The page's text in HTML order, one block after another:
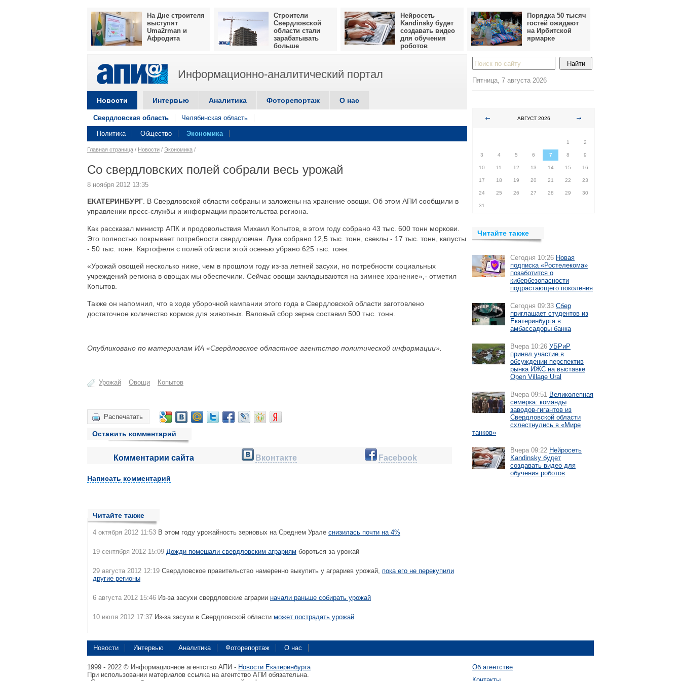
На Дне строителя
выступят
Uma2rman и
Афродита
Строители
Свердловской
области стали
зарабатывать
больше
Нейросеть
Kandinsky будет
создавать видео
для обучения
роботов
Порядка 50 тысяч
гостей ожидают
на Ирбитской
ярмарке
Информационно-аналитический портал
Новости Интервью Аналитика Фоторепортаж О нас
Свердловская область Челябинская область
Политика Общество Экономика
Главная страница / Новости / Экономика /
Со свердловских полей собрали весь урожай
8 ноября 2012 13:35
ЕКАТЕРИНБУРГ . В Свердловской области собраны и заложены на хранение овощи. Об этом АПИ сообщили в
управлении пресс-службы и информации правительства региона.
Как рассказал министр АПК и продовольствия Михаил Копытов, в этом году собрано 43 тыс. 600 тонн моркови.
Это полностью покрывает потребности свердловчан. Лука собрано 12,5 тыс. тонн, свеклы - 17 тыс. тонн, капусты
- 50 тыс. тонн. Картофеля с полей области этой осенью убрано 625 тыс. тонн.
«Урожай овощей несколько ниже, чем в прошлом году из-за летней засухи, но потребности социальных
учреждений региона в овощах мы обеспечили. Сейчас овощи закладываются на зимнее хранение»,- отметил
Копытов.
Также он напомнил, что в ходе уборочной кампании этого года в Свердловской области заготовлено
достаточное количество кормов для животных. Валовый сбор зерна составил 500 тыс. тонн.
Опубликовано по материалам ИА «Свердловское областное агентство политической информации».
Урожай Овощи Копытов
Распечатать
Оставить комментарий
Комментарии сайта Вконтакте Facebook
Написать комментарий
Читайте также
4 октября 2012 11:53 В этом году урожайность зерновых на Среднем Урале снизилась почти на 4%
19 сентября 2012 15:09 Дожди помешали свердловским аграриям бороться за урожай
29 августа 2012 12:19 Свердловское правительство намеренно выкупить у аграриев урожай, пока его не перекупили
другие регионы
6 августа 2012 15:46 Из-за засухи свердловские аграрии начали раньше собирать урожай
10 июля 2012 17:37 Из-за засухи в Свердловской области может пострадать урожай
Пятница, 7 августа 2026
АВГУСТ 2026
1
2
3 4 5 6 7 8 9
10 11 12 13 14 15 16
17 18 19 20 21 22 23
24 25 26 27 28 29 30
31
Читайте также
Сегодня 10:26 Новая
подписка «Ростелекома»
позаботится о
кибербезопасности
подрастающего поколения
Сегодня 09:33 Сбер
приглашает студентов из
Екатеринбурга в
амбассадоры банка
Вчера 10:26 УБРиР
принял участие в
обсуждении перспектив
рынка ИЖС на выставке
Open Village Ural
Вчера 09:51 Великолепная
семерка: команды
заводов-гигантов из
Свердловской области
схлестнулись в «Мире
танков»
Вчера 09:22 Нейросеть
Kandinsky будет
создавать видео для
обучения роботов
Новости Интервью Аналитика Фоторепортаж О нас
1999 - 2022 © Информационное агентство АПИ - Новости Екатеринбурга
При использовании материалов ссылка на агентство АПИ обязательна.
Об агентстве